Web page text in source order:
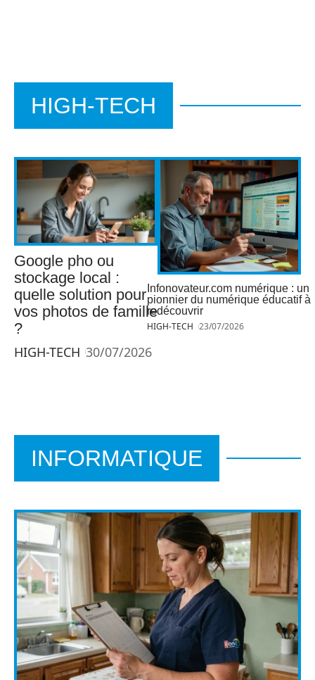
HIGH-TECH
Google pho ou
stockage local :
quelle solution pour
vos photos de famille
?
HIGH-TECH 30/07/2026
Infonovateur.com numérique : un
pionnier du numérique éducatif à
redécouvrir
HIGH-TECH 23/07/2026
INFORMATIQUE